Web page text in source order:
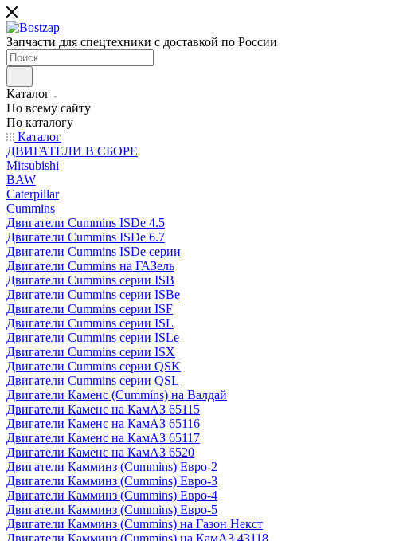
Запчасти для спецтехники с доставкой по России
Каталог
По всему сайту
По каталогу
Каталог
ДВИГАТЕЛИ В СБОРЕ
Mitsubishi
BAW
Caterpillar
Cummins
Двигатели Cummins ISDe 4.5
Двигатели Cummins ISDe 6.7
Двигатели Cummins ISDe серии
Двигатели Cummins на ГАЗель
Двигатели Cummins серии ISB
Двигатели Cummins серии ISBe
Двигатели Cummins серии ISF
Двигатели Cummins серии ISL
Двигатели Cummins серии ISLe
Двигатели Cummins серии ISX
Двигатели Cummins серии QSK
Двигатели Cummins серии QSL
Двигатели Каменс (Cummins) на Валдай
Двигатели Каменс на КамАЗ 65115
Двигатели Каменс на КамАЗ 65116
Двигатели Каменс на КамАЗ 65117
Двигатели Каменс на КамАЗ 6520
Двигатели Камминз (Cummins) Евро-2
Двигатели Камминз (Cummins) Евро-3
Двигатели Камминз (Cummins) Евро-4
Двигатели Камминз (Cummins) Евро-5
Двигатели Камминз (Cummins) на Газон Некст
Двигатели Камминз (Cummins) на КамАЗ 43118